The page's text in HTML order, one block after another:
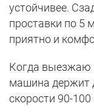
устойчивее.
проставки по 5
приятно и
Когда выезжаю
машина держит
скорости 90-